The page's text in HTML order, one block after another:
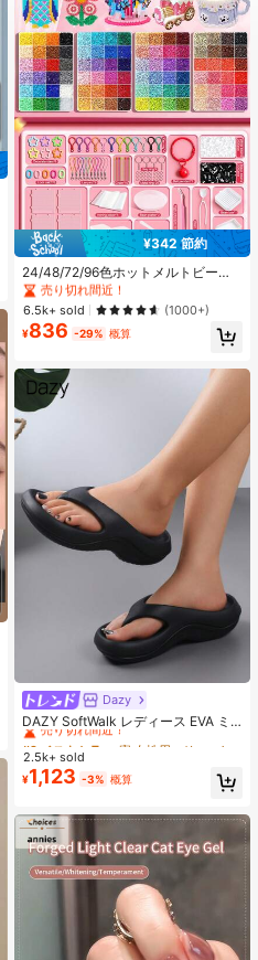
¥342 節約
24/48/72/96色ホットメルトビーズ
クリエイティブクラフトセット、ス
クエアペグボード、多層収納ボック
ス、アイロンペーパー、カラフルな
キーチェーン、装飾アクセサリー、
ハンギングロープ付き、DIY愛好家
がDIYパズル、バレンタインデーギ
フト、誕生日ギフトを手作りできま
す。
#1 ベストセラー
に ジュエリー製作セット
売り切れ間近！
#1 ベストセラー
に ジュエリー製作セット
売り切れ間近！
#1 ベストセラー
に ジュエリー製作セット
売り切れ間近！
#1 ベストセラー
に ジュエリー製作セット
売り切れ間近！
6.5k+ sold (1000+)
¥836 -29% 概算
Dazy
DAZY SoftWalk レディース EVA ミ
ッドヒールプラットフォームビーチ
サンダル - 超軽量、通気性、快適、
滑り止め、柔らかいソール、ミニマ
ルデザイン、ビーチ、休暇、家庭で
の自由時間、デイリー着用に適し、
オールシーズン、スリップオン、無
地、プリントなし
#2 ベストセラー
売り切れ間近！
#2 ベストセラー
売り切れ間近！
#2 ベストセラー
売り切れ間近！
#2 ベストセラー
2.5k+ sold
¥1,123 -3% 概算